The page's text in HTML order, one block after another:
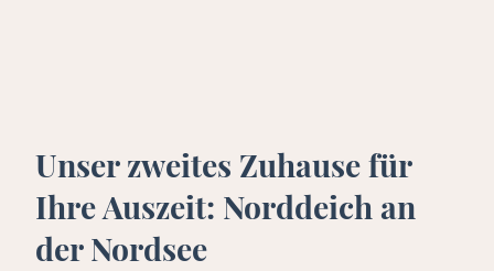
Unser zweites Zuhause für
Ihre Auszeit: Norddeich an
der Nordsee